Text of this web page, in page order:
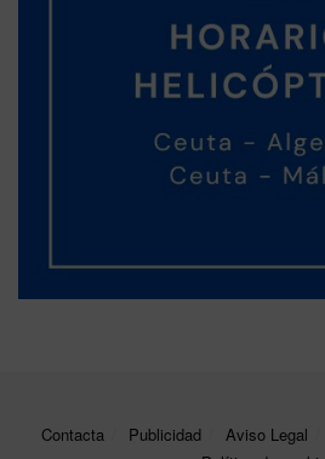
Contacta Publicidad Aviso Legal